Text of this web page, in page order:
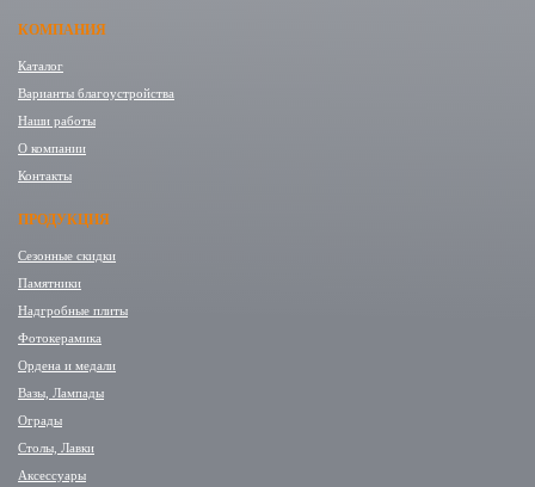
КОМПАНИЯ
Каталог
Варианты благоустройства
Наши работы
О компании
Контакты
ПРОДУКЦИЯ
Сезонные скидки
Памятники
Надгробные плиты
Фотокерамика
Ордена и медали
Вазы, Лампады
Ограды
Столы, Лавки
Аксессуары